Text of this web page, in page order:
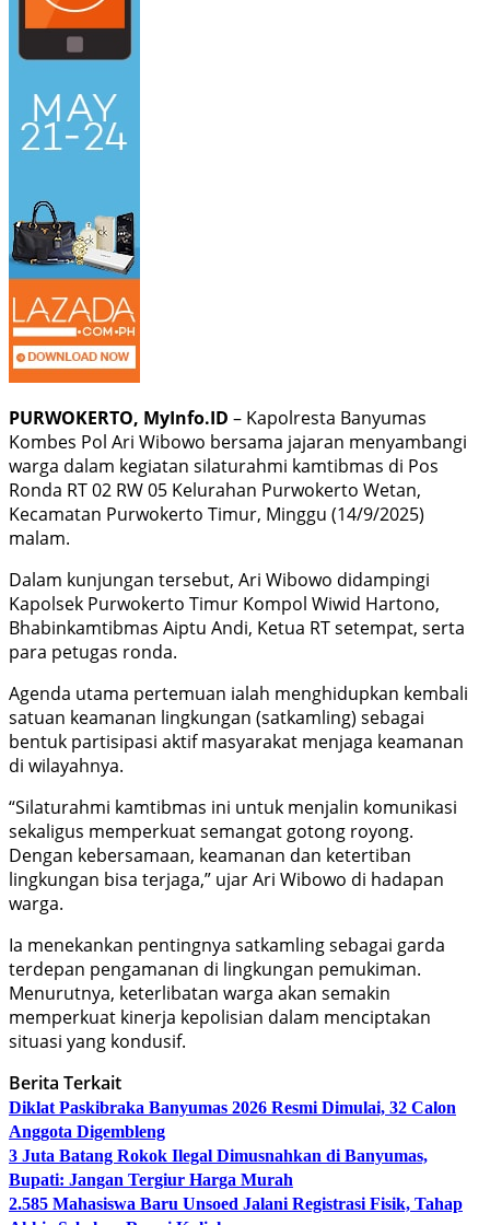
PURWOKERTO, MyInfo.ID – Kapolresta Banyumas
Kombes Pol Ari Wibowo bersama jajaran menyambangi
warga dalam kegiatan silaturahmi kamtibmas di Pos
Ronda RT 02 RW 05 Kelurahan Purwokerto Wetan,
Kecamatan Purwokerto Timur, Minggu (14/9/2025)
malam.
Dalam kunjungan tersebut, Ari Wibowo didampingi
Kapolsek Purwokerto Timur Kompol Wiwid Hartono,
Bhabinkamtibmas Aiptu Andi, Ketua RT setempat, serta
para petugas ronda.
Agenda utama pertemuan ialah menghidupkan kembali
satuan keamanan lingkungan (satkamling) sebagai
bentuk partisipasi aktif masyarakat menjaga keamanan
di wilayahnya.
“Silaturahmi kamtibmas ini untuk menjalin komunikasi
sekaligus memperkuat semangat gotong royong.
Dengan kebersamaan, keamanan dan ketertiban
lingkungan bisa terjaga,” ujar Ari Wibowo di hadapan
warga.
Ia menekankan pentingnya satkamling sebagai garda
terdepan pengamanan di lingkungan pemukiman.
Menurutnya, keterlibatan warga akan semakin
memperkuat kinerja kepolisian dalam menciptakan
situasi yang kondusif.
Berita Terkait
Diklat Paskibraka Banyumas 2026 Resmi Dimulai, 32 Calon
Anggota Digembleng
3 Juta Batang Rokok Ilegal Dimusnahkan di Banyumas,
Bupati: Jangan Tergiur Harga Murah
2.585 Mahasiswa Baru Unsoed Jalani Registrasi Fisik, Tahap